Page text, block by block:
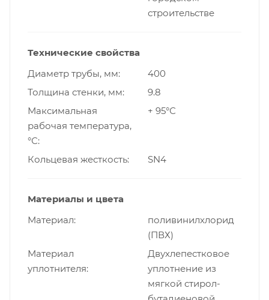
строительстве
Технические свойства
Диаметр трубы, мм
400
Толщина стенки, мм
9.8
Максимальная
рабочая температура,
°С
+ 95°С
Кольцевая жесткость SN4
Материалы и цвета
Материал
поливинилхлорид
(ПВХ)
Материал
уплотнителя
Двухлепестковое
уплотнение из
мягкой стирол-